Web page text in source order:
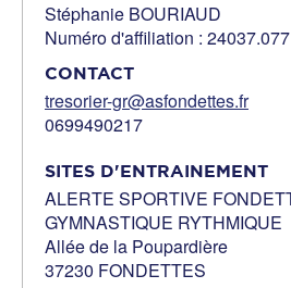
Stéphanie BOURIAUD
Numéro d'affiliation : 24037.077
CONTACT
tresorier-gr@asfondettes.fr
0699490217
SITES D'ENTRAINEMENT
ALERTE SPORTIVE
GYMNASTIQUE RYTHMIQUE
Allée de la Poupardière
37230 FONDETTES